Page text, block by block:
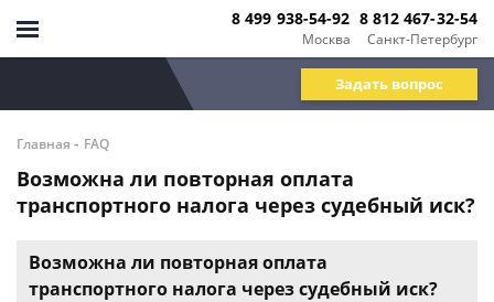
Москва
8 499 938-54-92
Санкт-Петербург
8 812 467-32-54
Задать вопрос
Главная - FAQ
Возможна ли повторная оплата
транспортного налога через судебный иск?
Возможна ли повторная оплата
транспортного налога через судебный иск?